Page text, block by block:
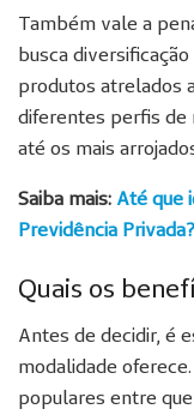
Também vale a
busca
produtos atrelados
diferentes perfis de
até os mais
Saiba mais: Até que
Previdência Privada?
Quais os
Antes de decidir, é
modalidade
populares entre